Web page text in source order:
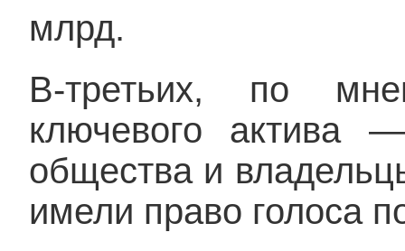
млрд.
В-третьих, по
ключевого актива
общества и
имели право голоса